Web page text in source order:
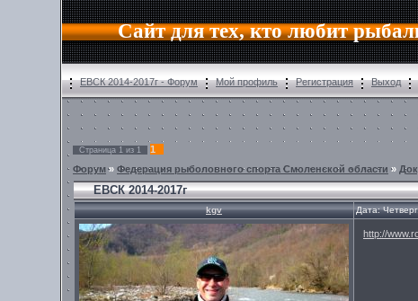
Сайт для тех, кто любит
ЕВСК 2014-2017г - Форум Мой профиль Регистрация Выход
Страница 1 из 1
1
Форум» Федерация рыболовного спорта Смоленской области »
ЕВСК 2014-2017г
kgv Дата:
http://